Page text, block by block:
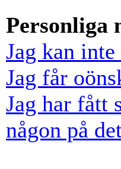
Personliga
Jag kan
Jag får
Jag har fått
någon på